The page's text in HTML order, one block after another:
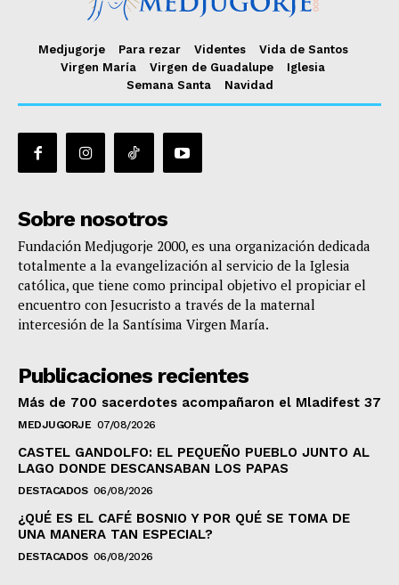
Medjugorje Para rezar Videntes
Vida de Santos
Virgen María
Virgen de Guadalupe
Iglesia
Semana Santa
Navidad
Sobre nosotros
Fundación Medjugorje 2000, es una organización dedicada
totalmente a la evangelización al servicio de la Iglesia
católica, que tiene como principal objetivo el propiciar el
encuentro con Jesucristo a través de la maternal
intercesión de la Santísima Virgen María.
Publicaciones recientes
Más de 700 sacerdotes acompañaron el Mladifest 37
MEDJUGORJE 07/08/2026
CASTEL GANDOLFO: EL PEQUEÑO PUEBLO JUNTO AL
LAGO DONDE DESCANSABAN LOS PAPAS
DESTACADOS 06/08/2026
¿QUÉ ES EL CAFÉ BOSNIO Y POR QUÉ SE TOMA DE
UNA MANERA TAN ESPECIAL?
DESTACADOS 06/08/2026